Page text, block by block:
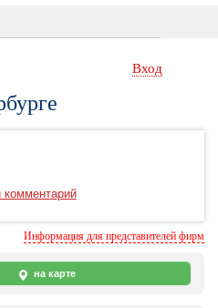
Вход
комментарий
Информация для представителей фирм
на карте